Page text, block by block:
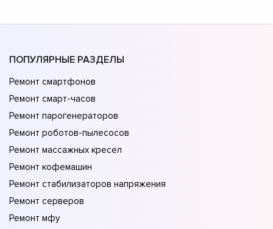
ПОПУЛЯРНЫЕ РАЗДЕЛЫ
Ремонт смартфонов
Ремонт смарт-часов
Ремонт парогенераторов
Ремонт роботов-пылесосов
Ремонт массажных кресел
Ремонт кофемашин
Ремонт стабилизаторов напряжения
Ремонт серверов
Ремонт мфу